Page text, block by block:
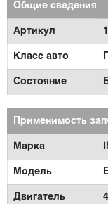
Общие сведения
Артикул
Класс авто
Состояние
Применимость
Марка
Модель
Двигатель